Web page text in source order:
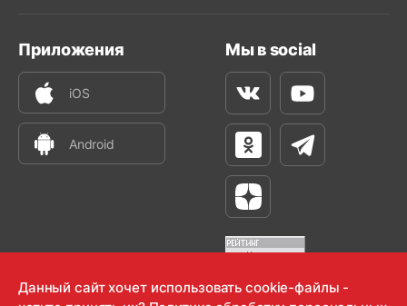
Приложения
iOS
Android
Мы в social
ВконтактеYoutube
Одноклассники
Телеграм
Яндекс Дзен
Данный сайт хочет использовать cookie-файлы -